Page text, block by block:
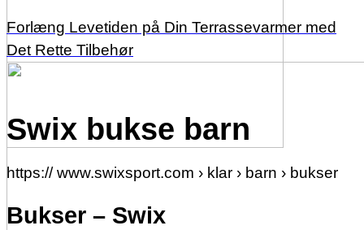
Forlæng Levetiden på Din Terrassevarmer med
Det Rette Tilbehør
Swix bukse barn
https:// www.swixsport.com › klar › barn › bukser
Bukser – Swix